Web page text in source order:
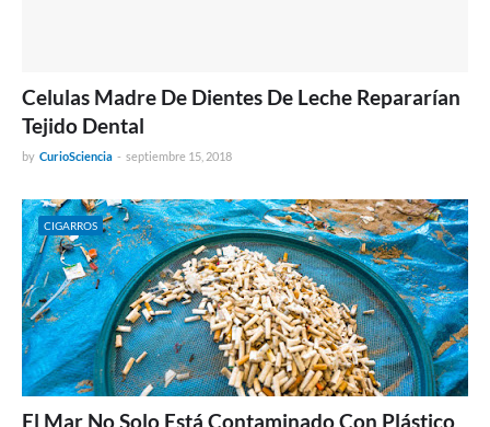
Celulas Madre De Dientes De Leche Repararían
Tejido Dental
by CurioSciencia - septiembre 15, 2018
CIGARROS
El Mar No Solo Está Contaminado Con Plástico